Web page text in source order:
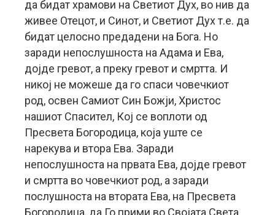
да бидат храмови на Светиот Дух, во нив да
живее Отецот, и Синот, и Светиот Дух т.е. да
бидат целосно предадени на Бога. Но
заради непослушноста на Адама и Ева,
дојде гревот, а преку гревот и смртта. И
никој не можеше да го спаси човечкиот
род, освен Самиот Син Божји, Христос
нашиот Спасител, Кој се воплоти од
Пресвета Богородица, која уште се
нарекува и втора Ева. Заради
непослушноста на првата Ева, дојде гревот
и смртта во човечкиот род, а заради
послушноста на втората Ева, на Пресвета
Богородица, да Го прими во Својата Света